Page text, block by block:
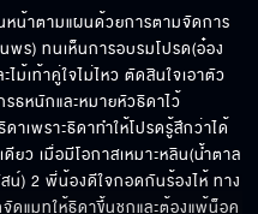
ามรู้สึกอีกแล้ว
ฉันโดนจนชินแล้ว
น้าตามแผนด้วยการตามจัดการ
ร) ทนเห็นการอบรมโปรด(อ๋อง
ม้เท้าคู่ใจไม่ไหว ตัดสินใจเอาตัว
รธหนักและหมายหัวธิดาไว้
เพราะธิดาทำให้โปรดรู้สึกว่าได้
ยว เมื่อมีโอกาสเหมาะหลิน(น้ำตาล
2 พี่น้องดีใจกอดกันร้องไห้ ทาง
ดแมทให้ธิดาขึ้นชกและต้องแพ้น็อค